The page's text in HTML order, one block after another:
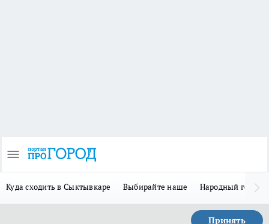
Куда сходить в Сыктывкаре Выбирайте наше Народный герой
Принять